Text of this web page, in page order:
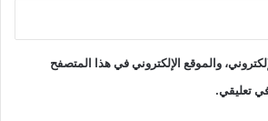
والموقع الإلكتروني في هذا المتصفح
تعليقي.